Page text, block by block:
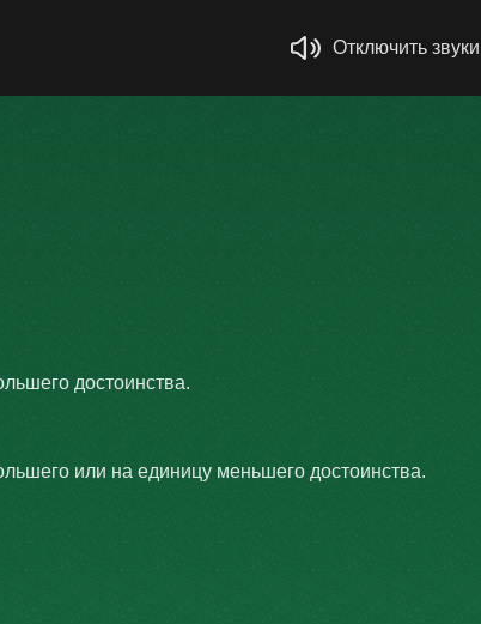
Отключить звуки
достоинства.
или на единицу меньшего достоинства.